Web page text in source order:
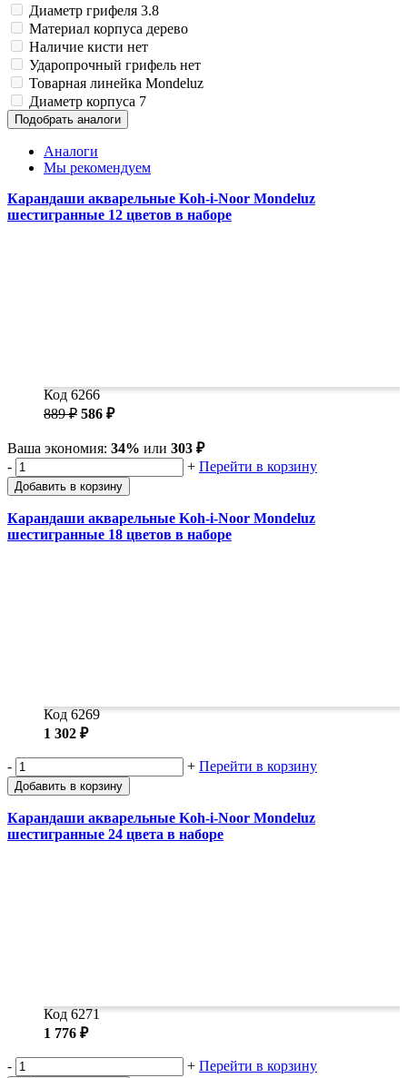
Замки прочие
Ящики для инструментов
Пленки солнцезащитные для окон
Все товары раздела
Диаметр грифеля 3.8
Материал корпуса дерево
Наличие кисти нет
Ударопрочный грифель нет
Товарная линейка Mondeluz
Диаметр корпуса 7
Подобрать аналоги
Аналоги
Мы рекомендуем
Карандаши акварельные Koh-i-Noor Mondeluz
шестигранные 12 цветов в наборе
Код 6266
889 ₽ 586 ₽
Ваша экономия: 34% или 303 ₽
-
+ Перейти в корзину
Добавить в корзину
Карандаши акварельные Koh-i-Noor Mondeluz
шестигранные 18 цветов в наборе
Код 6269
1 302 ₽
- + Перейти в корзину
Добавить в корзину
Карандаши акварельные Koh-i-Noor Mondeluz
шестигранные 24 цвета в наборе
Код 6271
1 776 ₽
- + Перейти в корзину